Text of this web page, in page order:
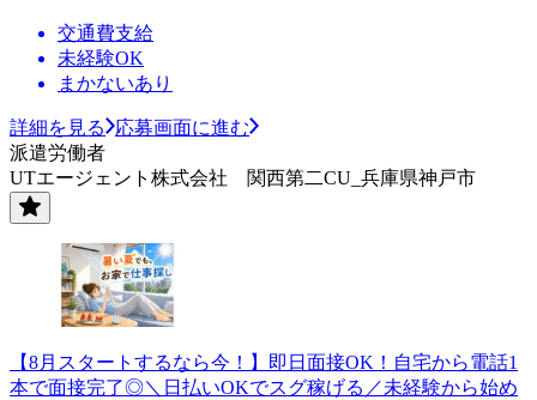
交通費支給
未経験OK
まかないあり
詳細を見る
応募画面に進む
派遣労働者
UTエージェント株式会社 関西第二CU_兵庫県神戸市
【8月スタートするなら今！】即日面接OK！自宅から電話1
本で面接完了◎＼日払いOKでスグ稼げる／未経験から始め